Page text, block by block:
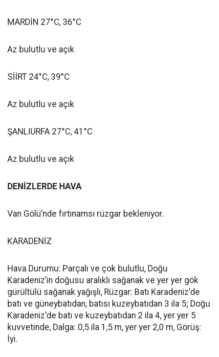
MARDİN 27°C, 36°C
Az bulutlu ve açık
SİİRT 24°C, 39°C
Az bulutlu ve açık
ŞANLIURFA 27°C, 41°C
Az bulutlu ve açık
DENİZLERDE HAVA
Van Gölü’nde fırtınamsı rüzgar bekleniyor.
KARADENİZ
Hava Durumu: Parçalı ve çok bulutlu, Doğu
Karadeniz’in doğusu aralıklı sağanak ve yer yer gök
gürültülü sağanak yağışlı, Rüzgar: Batı Karadeniz'de
batı ve güneybatıdan, batısı kuzeybatıdan 3 ila 5; Doğu
Karadeniz'de batı ve kuzeybatıdan 2 ila 4, yer yer 5
kuvvetinde, Dalga: 0,5 ila 1,5 m, yer yer 2,0 m, Görüş:
İyi.